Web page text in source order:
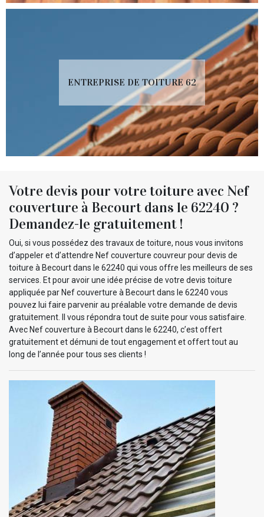
ENTREPRISE DE TOITURE 62
Votre devis pour votre toiture avec Nef
couverture à Becourt dans le 62240 ?
Demandez-le gratuitement !
Oui, si vous possédez des travaux de toiture, nous vous invitons
d’appeler et d’attendre Nef couverture couvreur pour devis de
toiture à Becourt dans le 62240 qui vous offre les meilleurs de ses
services. Et pour avoir une idée précise de votre devis toiture
appliquée par Nef couverture à Becourt dans le 62240 vous
pouvez lui faire parvenir au préalable votre demande de devis
gratuitement. Il vous répondra tout de suite pour vous satisfaire.
Avec Nef couverture à Becourt dans le 62240, c’est offert
gratuitement et démuni de tout engagement et offert tout au
long de l’année pour tous ses clients !